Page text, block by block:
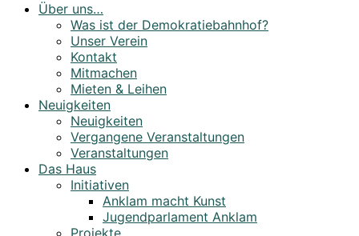
Über uns…
Was ist der Demokratiebahnhof?
Unser Verein
Kontakt
Mitmachen
Mieten & Leihen
Neuigkeiten
Neuigkeiten
Vergangene Veranstaltungen
Veranstaltungen
Das Haus
Initiativen
Anklam macht Kunst
Jugendparlament Anklam
Projekte